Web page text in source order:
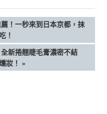
！一秒來到日本京都，抹
！
新捲翹睫毛膏濃密不結
妝！